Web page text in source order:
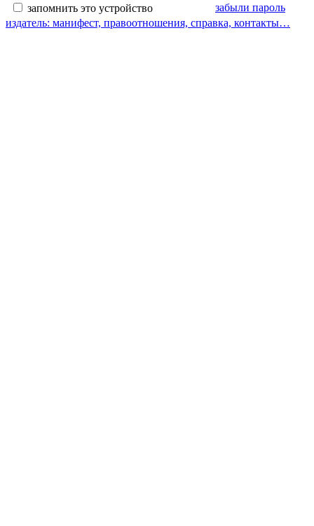
запомнить это устройство
забыли пароль
издатель: манифест, правоотношения, справка, контакты…